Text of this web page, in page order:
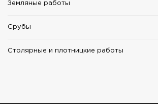
Земляные работы
Срубы
Столярные и плотницкие работы